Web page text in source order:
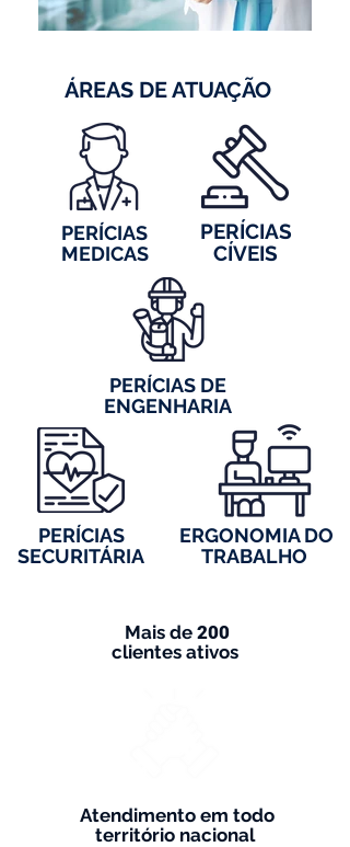
ÁREAS DE ATUAÇÃO
PERÍCIAS
MEDICAS
PERÍCIAS
CÍVEIS
PERÍCIAS DE
ENGENHARIA
PERÍCIAS
SECURITÁRIA
ERGONOMIA DO
TRABALHO
Mais de 200
clientes ativos
Atendimento em todo
território nacional